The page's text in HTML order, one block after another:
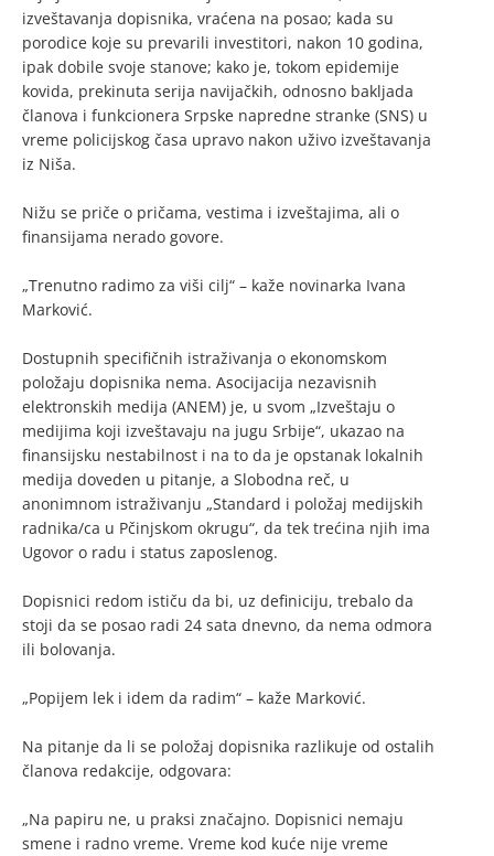
izveštavanja dopisnika, vraćena na posao; kada su
porodice koje su prevarili investitori, nakon 10 godina,
ipak dobile svoje stanove; kako je, tokom epidemije
kovida, prekinuta serija navijačkih, odnosno bakljada
članova i funkcionera Srpske napredne stranke (SNS) u
vreme policijskog časa upravo nakon uživo izveštavanja
iz Niša.
Nižu se priče o pričama, vestima i izveštajima, ali o
finansijama nerado govore.
„Trenutno radimo za viši cilj“ – kaže novinarka Ivana
Marković.
Dostupnih specifičnih istraživanja o ekonomskom
položaju dopisnika nema. Asocijacija nezavisnih
elektronskih medija (ANEM) je, u svom „Izveštaju o
medijima koji izveštavaju na jugu Srbije“, ukazao na
finansijsku nestabilnost i na to da je opstanak lokalnih
medija doveden u pitanje, a Slobodna reč, u
anonimnom istraživanju „Standard i položaj medijskih
radnika/ca u Pčinjskom okrugu“, da tek trećina njih ima
Ugovor o radu i status zaposlenog.
Dopisnici redom ističu da bi, uz definiciju, trebalo da
stoji da se posao radi 24 sata dnevno, da nema odmora
ili bolovanja.
„Popijem lek i idem da radim“ – kaže Marković.
Na pitanje da li se položaj dopisnika razlikuje od ostalih
članova redakcije, odgovara:
„Na papiru ne, u praksi značajno. Dopisnici nemaju
smene i radno vreme. Vreme kod kuće nije vreme